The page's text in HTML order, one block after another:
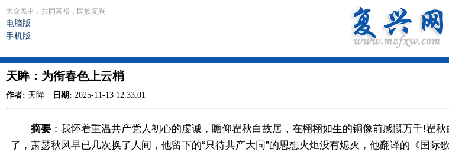
大众民主，共同富裕，民族复兴
电脑版
手机版
天眸：为衔春色上云梢
作者: 天眸 日期: 2025-11-13 12:33:01
摘要 ：我怀着重温共产党人初心的虔诚，瞻仰瞿秋白故居，在栩栩如生的铜像前感慨万千!瞿
了，萧瑟秋风早已几次换了人间，他留下的“只待共产大同”的思想火炬没有熄灭，他翻译的《国际